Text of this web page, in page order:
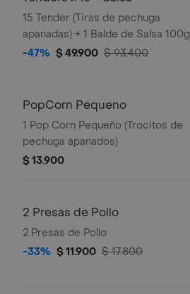
15 Tender (Tiras de pechuga
apanadas) + 1 Balde de Salsa 100g
-47% $ 49.900 $ 93.400
PopCorn Pequeno
1 Pop Corn Pequeño (Trocitos de
pechuga apanados)
$ 13.900
2 Presas de Pollo
2 Presas de Pollo
-33% $ 11.900 $ 17.800